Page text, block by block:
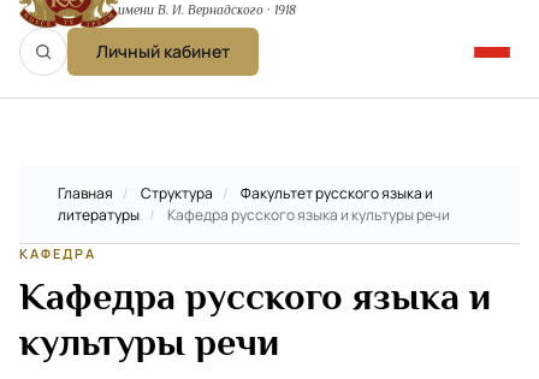
имени В. И. Вернадского · 1918
Личный кабинет
Главная / Структура /
Факультет русского языка и
литературы / Кафедра русского языка и культуры речи
КАФЕДРА
Кафедра русского языка и
культуры речи